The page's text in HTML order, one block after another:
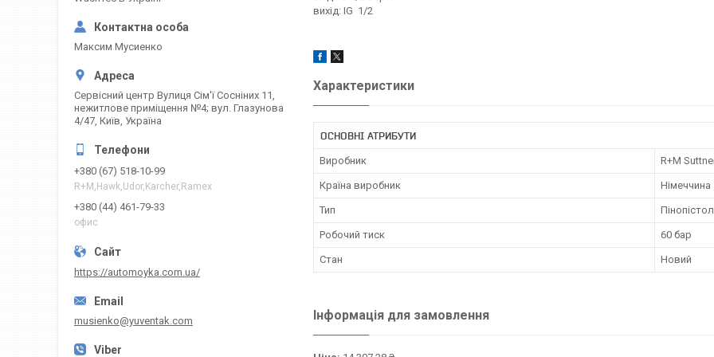
вихід: IG 1/2
Характеристики
ОСНОВНІ АТРИБУТИ
Виробник R+M
Країна виробник Німеччина
Тип
Робочий тиск 60 бар
Стан Новий
Інформація для замовлення
Максим Мусиенко
Сервісний центр Вулиця Сім'ї Сосніних 11,
нежитлове приміщення №4; вул. Глазунова
4/47, Київ, Україна
+380 (67) 518-10-99
R+M,Hawk,Udor,Karcher,Ramex
+380 (44) 461-79-33
офис
https://automoyka.com.ua/
musienko@yuventak.com